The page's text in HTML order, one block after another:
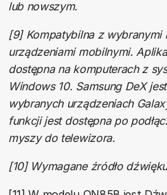
lub nowszym.
[9] Kompatybilna z wybranymi
urządzeniami mobilnymi.
dostępna na komputerach z
Windows 10. Samsung DeX
wybranych urządzeniach
funkcji jest dostępna po
myszy do telewizora.
[10] Wymagane źródło